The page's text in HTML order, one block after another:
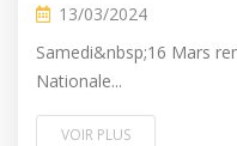
13/03/2024
Samedi&nbsp;16 Mars
Nationale...
VOIR PLUS